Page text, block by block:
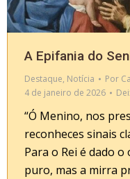
A Epifania do
Destaque, Notícia Por
4 de janeiro de 2026
“Ó Menino, nos
reconheces sinais
Para o Rei é dado
puro, mas a mirra